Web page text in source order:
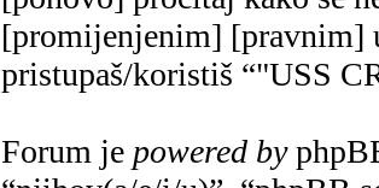
[promijenjenim] [pravnim]
pristupaš/koristiš “"USS
Forum je powered by